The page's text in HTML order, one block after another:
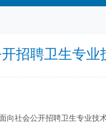
招聘卫生专业
会公开招聘卫生专业技